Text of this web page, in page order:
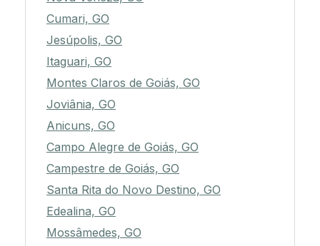
Cumari, GO
Jesúpolis, GO
Itaguari, GO
Montes Claros de Goiás, GO
Joviânia, GO
Anicuns, GO
Campo Alegre de Goiás, GO
Campestre de Goiás, GO
Santa Rita do Novo Destino, GO
Edealina, GO
Mossâmedes, GO